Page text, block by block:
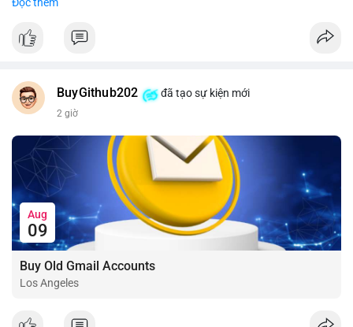
#vlikevn
📰 Nguồn: CoinDesk
BuyGithub202 đã tạo sự kiện mới
2 giờ
Aug
09
Buy Old Gmail Accounts
Los Angeles